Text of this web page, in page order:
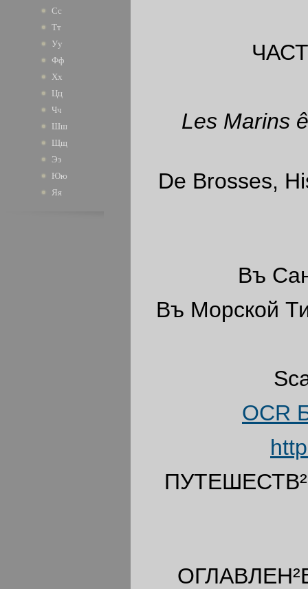
Сс
Тт
Уу
Фф
Хх
Цц
Чч
Шш
Щщ
Ээ
Юю
Яя
Les Marins
De Brosses,
Въ
Въ Морской
OCR